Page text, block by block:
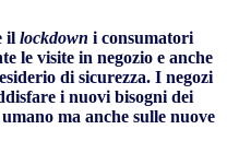
il lockdown i consumatori
le visite in negozio e anche
di sicurezza. I negozi
i nuovi bisogni dei
ma anche sulle nuove